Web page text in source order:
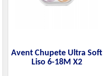
Avent Chupete Ultra Soft
Liso 6-18M X2